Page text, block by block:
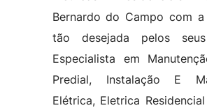
Bernardo do Campo com a
tão desejada pelos
Especialista em
Predial, Instalação E
Elétrica, Eletrica